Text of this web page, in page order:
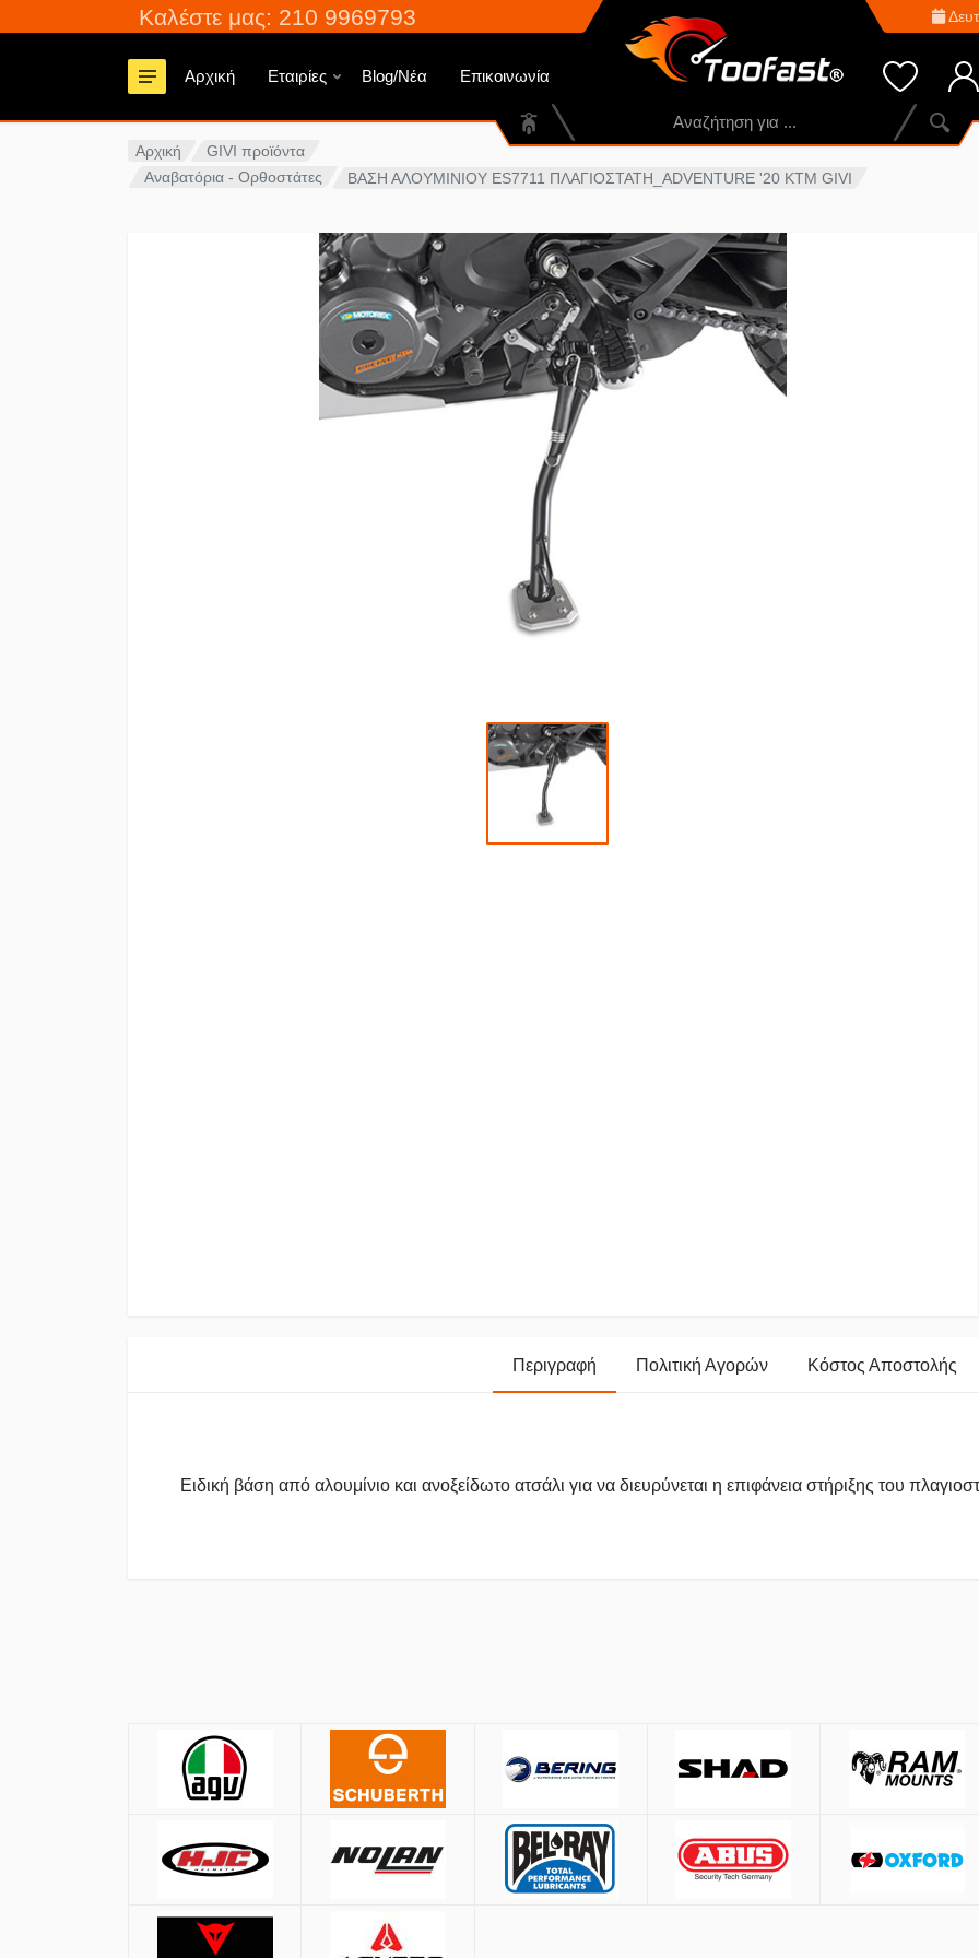
Καλέστε μας: 210 9969793
Αρχική Εταιρίες Blog/Νέα Επικοινωνία
Αρχική
GIVI προϊόντα
Αναβατόρια - Ορθοστάτες
ΒΑΣΗ ΑΛΟΥΜΙΝΙΟΥ ES7711 ΠΛΑΓΙΟΣΤΑΤΗ_ADVENTURE '20 KTM GIVI
Περιγραφή Πολιτική Αγορών Κόστος Αποστολής
Ειδική βάση από αλουμίνιο και ανοξείδωτο ατσάλι για να διευρύνεται η επιφάνεια στήριξης του
Όλες οι αποστολές πραγματοποιούνται μέσω ACS
Αθήνα:
2.90€
1.50€